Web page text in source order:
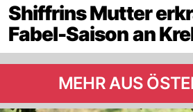
Shiffrins Mutter
Fabel-Saison an
MEHR AUS